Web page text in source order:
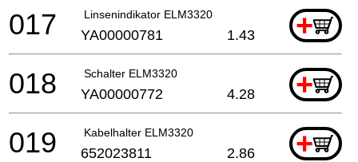
Linsenindikator ELM3320 +
017 YA00000781 1.43
Schalter ELM3320 +
018 YA00000772 4.28
Kabelhalter ELM3320 +
019 652023811 2.86